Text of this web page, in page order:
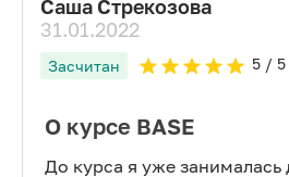
Саша Стрекозова
31.01.2022
Засчитан 5/ 5
О курсе BASE
До курса я уже